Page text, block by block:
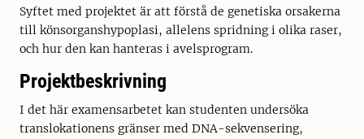
Syftet med projektet är att förstå de genetiska orsakerna
till könsorganshypoplasi, allelens spridning i olika raser,
och hur den kan hanteras i avelsprogram.
Projektbeskrivning
I det här examensarbetet kan studenten undersöka
translokationens gränser med DNA-sekvensering,